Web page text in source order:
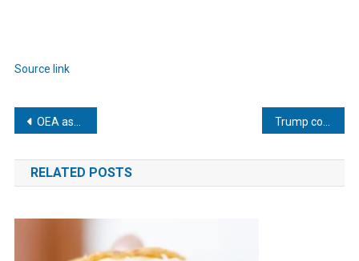
Source link
Navegación
de
entradas
OEA asegura estar «lista» para apoyar un proceso electoral en Venezuela
RELATED POSTS